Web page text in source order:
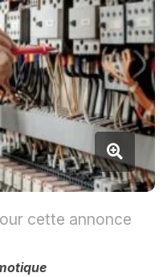
cette annonce